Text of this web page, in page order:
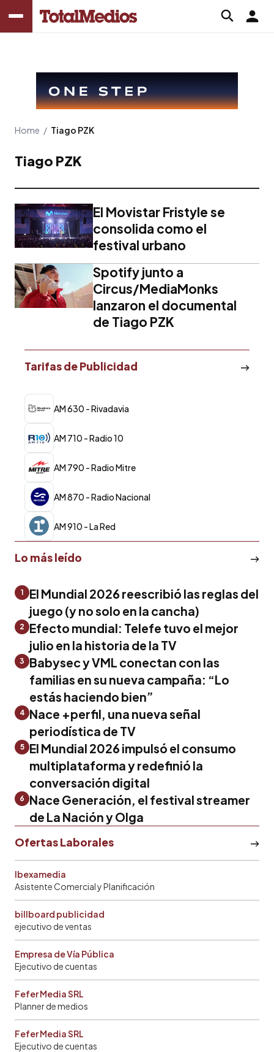
Home / Tiago PZK
Tiago PZK
El Movistar Fristyle se
consolida como el
festival urbano
Spotify junto a
Circus/MediaMonks
lanzaron el documental
de Tiago PZK
Tarifas de Publicidad
AM 630 - Rivadavia
AM 710 - Radio 10
AM 790 - Radio Mitre
AM 870 - Radio Nacional
AM 910 - La Red
Lo más leído
1
El Mundial 2026 reescribió las reglas del
juego (y no solo en la cancha)
2
Efecto mundial: Telefe tuvo el mejor
julio en la historia de la TV
3
Babysec y VML conectan con las
familias en su nueva campaña: “Lo
estás haciendo bien”
4 Nace +perfil, una nueva señal
periodística de TV
5
El Mundial 2026 impulsó el consumo
multiplataforma y redefinió la
conversación digital
6
Nace Generación, el festival streamer
de La Nación y Olga
Ofertas Laborales
Ibexamedia
Asistente Comercial y Planificación
billboard publicidad
ejecutivo de ventas
Empresa de Vía Pública
Ejecutivo de cuentas
Fefer Media SRL
Planner de medios
Fefer Media SRL
Ejecutivo de cuentas